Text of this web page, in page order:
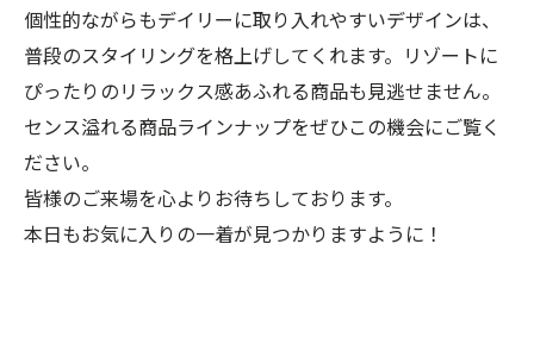
個性的ながらもデイリーに取り入れやすいデザインは、
普段のスタイリングを格上げしてくれます。リゾートに
ぴったりのリラックス感あふれる商品も見逃せません。
センス溢れる商品ラインナップをぜひこの機会にご覧く
ださい。
皆様のご来場を心よりお待ちしております。
本日もお気に入りの一着が見つかりますように！